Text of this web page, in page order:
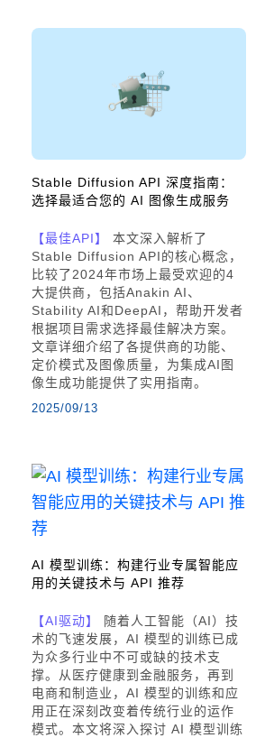
Stable Diffusion API 深度指南：
选择最适合您的 AI 图像生成服务
【最佳API】
本文深入解析了
Stable Diffusion API的核心概念，
比较了2024年市场上最受欢迎的4
大提供商，包括Anakin AI、
Stability AI和DeepAI，帮助开发者
根据项目需求选择最佳解决方案。
文章详细介绍了各提供商的功能、
定价模式及图像质量，为集成AI图
像生成功能提供了实用指南。
2025/09/13
AI 模型训练：构建行业专属智能应
用的关键技术与 API 推荐
【AI驱动】
随着人工智能（AI）技
术的飞速发展，AI 模型的训练已成
为众多行业中不可或缺的技术支
撑。从医疗健康到金融服务，再到
电商和制造业，AI 模型的训练和应
用正在深刻改变着传统行业的运作
模式。本文将深入探讨 AI 模型训练